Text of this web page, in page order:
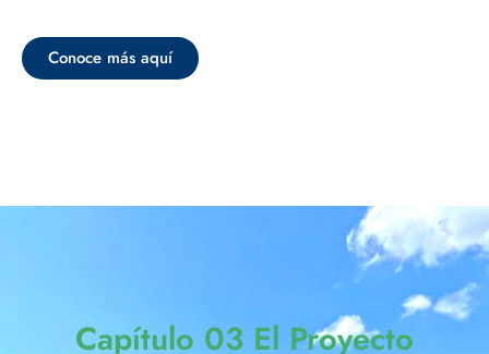
Conoce más aquí
Capítulo 03 El Proyecto